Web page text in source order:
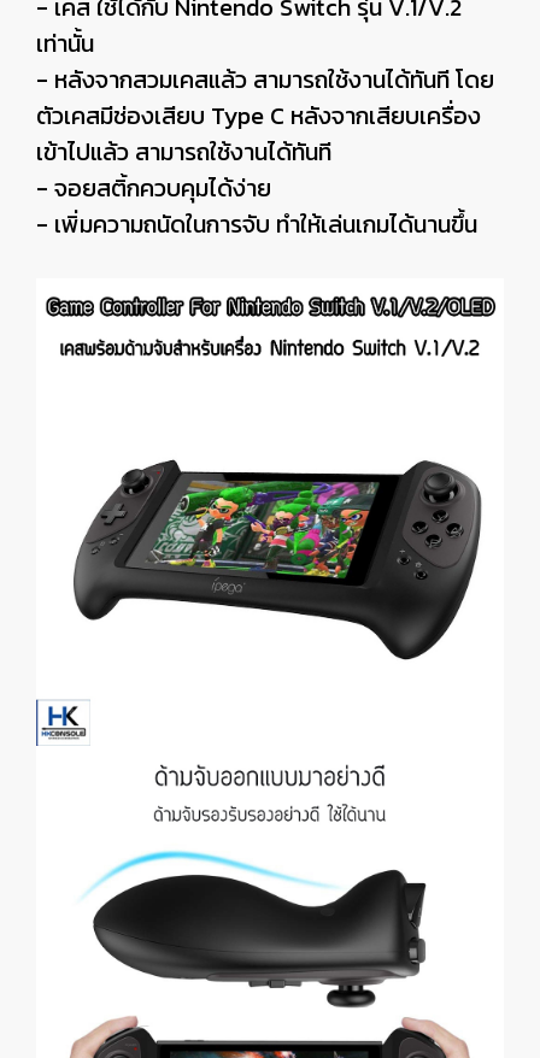
เท่านั้น
- หลังจากสวมเคสแล้ว สามารถใช้งานได้ทันที โดย
ตัวเคสมีช่องเสียบ Type C หลังจากเสียบเครื่อง
เข้าไปแล้ว สามารถใช้งานได้ทันที
- จอยสติ้กควบคุมได้ง่าย
- เพิ่มความถนัดในการจับ ทำให้เล่นเกมได้นานขึ้น